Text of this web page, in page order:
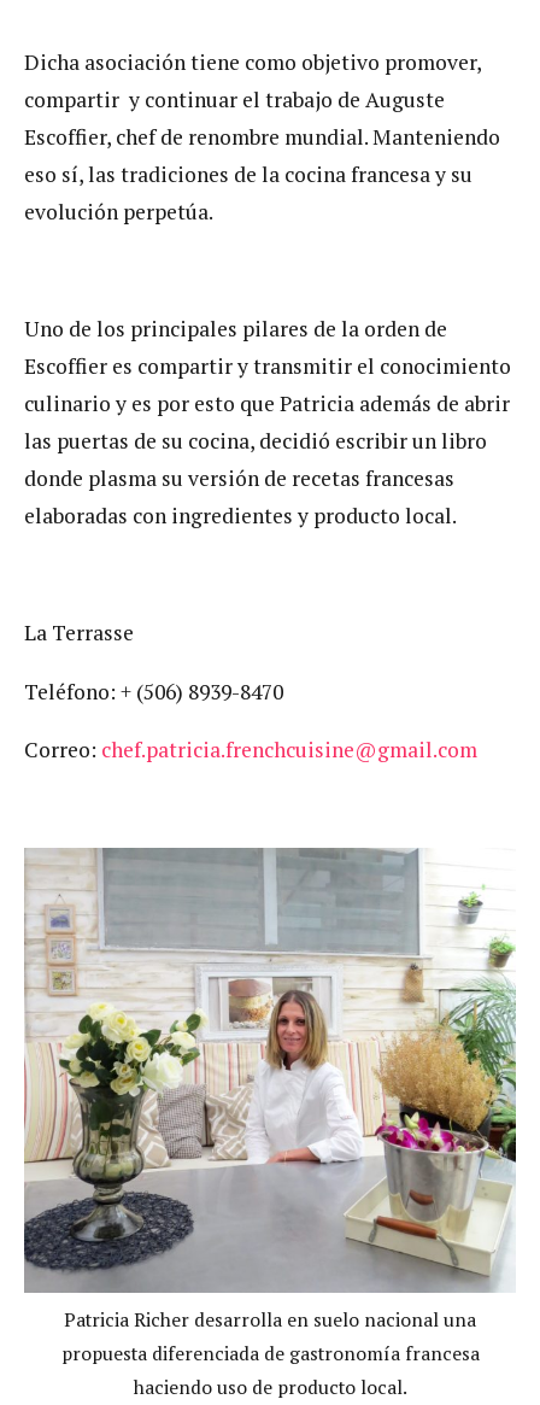
Dicha asociación tiene como objetivo promover,
compartir y continuar el trabajo de Auguste
Escoffier, chef de renombre mundial. Manteniendo
eso sí, las tradiciones de la cocina francesa y su
evolución perpetúa.
Uno de los principales pilares de la orden de
Escoffier es compartir y transmitir el conocimiento
culinario y es por esto que Patricia además de abrir
las puertas de su cocina, decidió escribir un libro
donde plasma su versión de recetas francesas
elaboradas con ingredientes y producto local.
La Terrasse
Teléfono: + (506) 8939-8470
Correo: chef.patricia.frenchcuisine@gmail.com
Patricia Richer desarrolla en suelo nacional una
propuesta diferenciada de gastronomía francesa
haciendo uso de producto local.